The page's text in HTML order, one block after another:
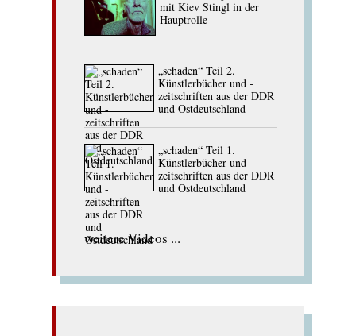
mit Kiev Stingl in der
Hauptrolle
„schaden“ Teil 2.
Künstlerbücher und -
zeitschriften aus der DDR
und Ostdeutschland
„schaden“ Teil 1.
Künstlerbücher und -
zeitschriften aus der DDR
und Ostdeutschland
weitere Videos ...